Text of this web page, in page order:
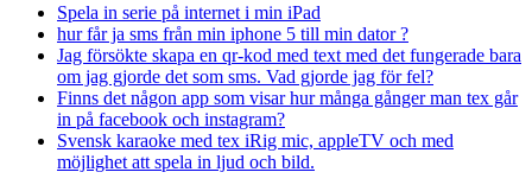
Spela in serie på internet i min iPad
hur får ja sms från min iphone 5 till min dator ?
Jag försökte skapa en qr-kod med text med det fungerade bara
om jag gjorde det som sms. Vad gjorde jag för fel?
Finns det någon app som visar hur många gånger man tex går
in på facebook och instagram?
Svensk karaoke med tex iRig mic, appleTV och med
möjlighet att spela in ljud och bild.